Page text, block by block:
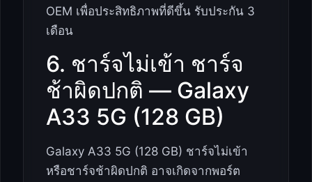
OEM เพื่อประสิทธิภาพที่ดีขึ้น รับประกัน 3
เดือน
6. ชาร์จไม่เข้า ชาร์จ
ช้าผิดปกติ — Galaxy
A33 5G (128 GB)
Galaxy A33 5G (128 GB) ชาร์จไม่เข้า
หรือชาร์จช้าผิดปกติ อาจเกิดจากพอร์ต